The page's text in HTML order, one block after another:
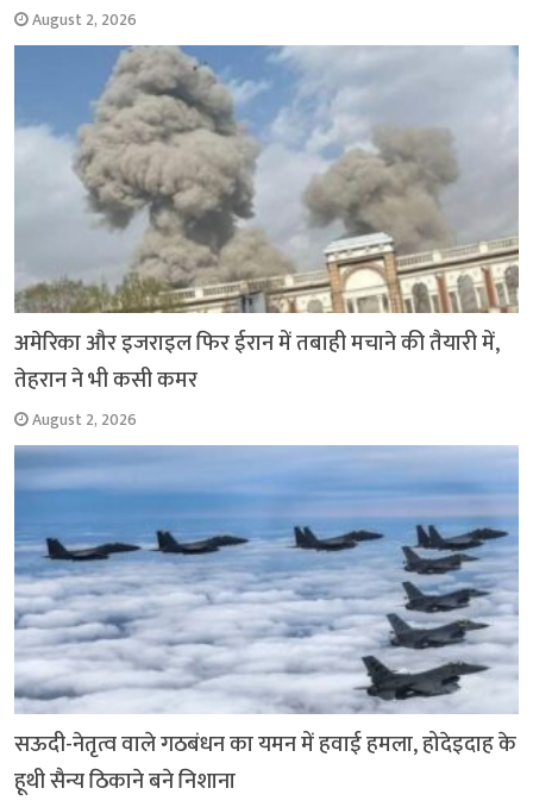
August 2, 2026
अमेरिका और इजराइल फिर ईरान में तबाही मचाने की तैयारी में,
तेहरान ने भी कसी कमर
August 2, 2026
सऊदी-नेतृत्व वाले गठबंधन का यमन में हवाई हमला, होदेइदाह के
हूथी सैन्य ठिकाने बने निशाना